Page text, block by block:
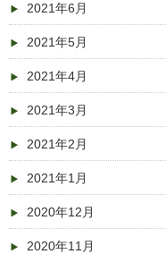
2021年6月
2021年5月
2021年4月
2021年3月
2021年2月
2021年1月
2020年12月
2020年11月